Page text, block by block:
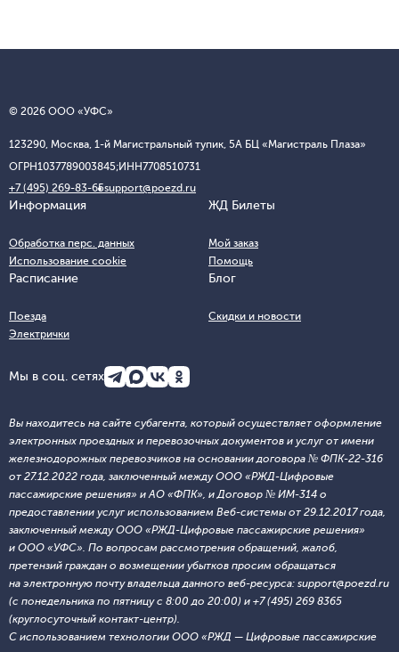
© 2026 ООО «УФС»
123290, Москва, 1-й Магистральный тупик, 5А БЦ «Магистраль Плаза»
ОГРН1037789003845;ИНН7708510731
+7 (495) 269-83-65support@poezd.ru
Информация
Обработка перс. данных
Использование cookie
ЖД Билеты
Мой заказ
Помощь
Расписание
Поезда
Электрички
Блог
Скидки и новости
Мы в соц. сетях
Вы находитесь на сайте субагента, который осуществляет оформление
электронных проездных и перевозочных документов и услуг от имени
железнодорожных перевозчиков на основании договора № ФПК-22-316
от 27.12.2022 года, заключенный между ООО «РЖД-Цифровые
пассажирские решения» и АО «ФПК», и Договор № ИМ-314 о
предоставлении услуг использованием Веб-системы от 29.12.2017 года,
заключенный между ООО «РЖД-Цифровые пассажирские решения»
и ООО «УФС». По вопросам рассмотрения обращений, жалоб,
претензий граждан о возмещении убытков просим обращаться
на электронную почту владельца данного веб-ресурса: support@poezd.ru
(с понедельника по пятницу с 8:00 до 20:00) и +7 (495) 269 8365
(круглосуточный контакт-центр).
С использованием технологии ООО «РЖД — Цифровые пассажирские